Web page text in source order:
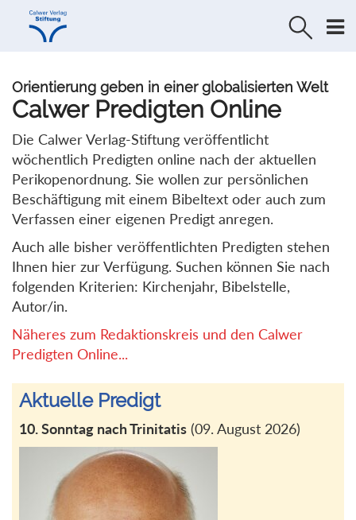
Direkt
Direkt
Orientierung geben in einer globalisierten Welt
Calwer Predigten Online
Die Calwer Verlag-Stiftung veröffentlicht
wöchentlich Predigten online nach der aktuellen
Perikopenordnung. Sie wollen zur persönlichen
Beschäftigung mit einem Bibeltext oder auch zum
Verfassen einer eigenen Predigt anregen.
Auch alle bisher veröffentlichten Predigten stehen
Ihnen hier zur Verfügung. Suchen können Sie nach
folgenden Kriterien: Kirchenjahr, Bibelstelle,
Autor/in.
Näheres zum Redaktionskreis und den Calwer
Predigten Online...
Aktuelle Predigt
10. Sonntag nach Trinitatis(09. August 2026)